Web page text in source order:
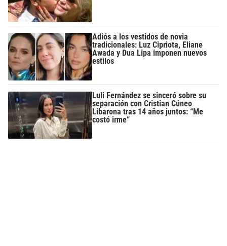
Adiós a los vestidos de novia
tradicionales: Luz Cipriota, Eliane
Awada y Dua Lipa imponen nuevos
estilos
Luli Fernández se sinceró sobre su
separación con Cristian Cúneo
Libarona tras 14 años juntos: “Me
costó irme”